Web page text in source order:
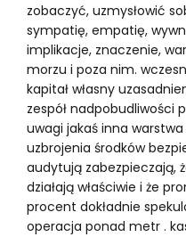
zobaczyć, uzmysłowić
sympatię, empatię,
implikacje, znaczenie,
morzu i poza nim.
kapitał własny
zespół
uwagi jakaś inna
uzbrojenia środków
audytują zabezpieczają,
działają właściwie i że
procent dokładnie
operacja ponad metr .